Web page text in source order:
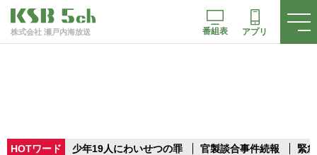
株式会社 瀬戸内海放送 番組表 アプリ
HOTワード 少年19人にわいせつの罪 官製談合事件続報 緊